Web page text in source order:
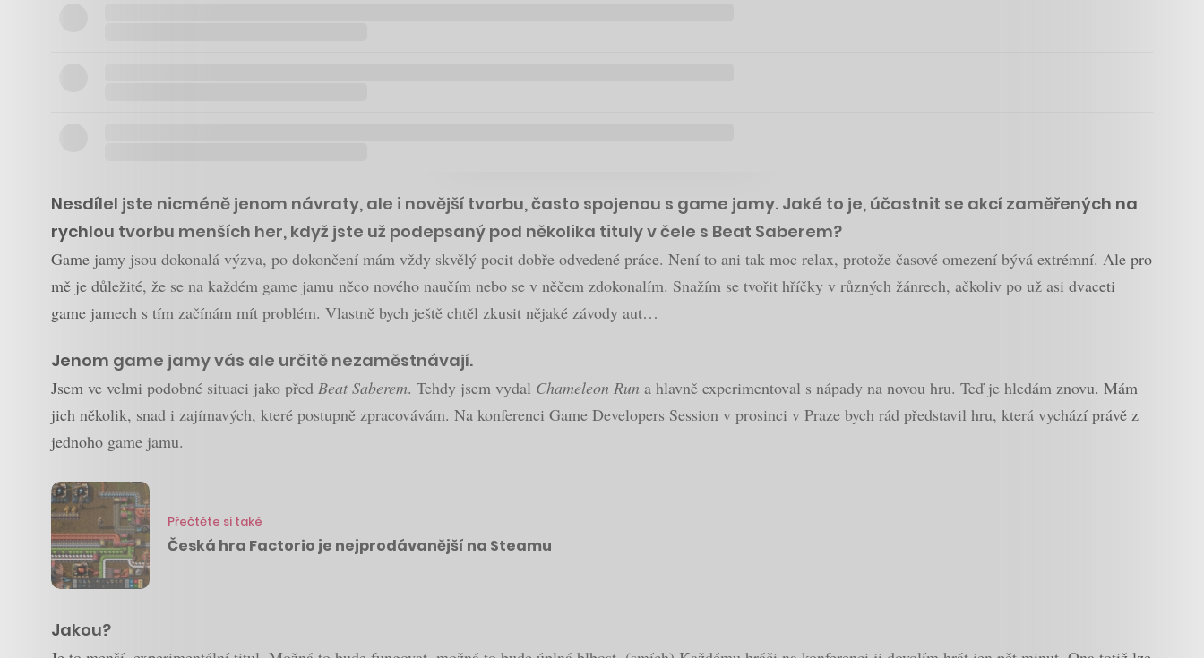
Nesdílel jste nicméně jenom návraty, ale i novější tvorbu, často spojenou s game jamy. Jaké to je, účastnit se akcí zaměřených na
rychlou tvorbu menších her, když jste už podepsaný pod několika tituly v čele s Beat Saberem?
Game jamy jsou dokonalá výzva, po dokončení mám vždy skvělý pocit dobře odvedené práce. Není to ani tak moc relax, protože časové omezení bývá extrémní. Ale pro
mě je důležité, že se na každém game jamu něco nového naučím nebo se v něčem zdokonalím. Snažím se tvořit hříčky v různých žánrech, ačkoliv po už asi dvaceti
game jamech s tím začínám mít problém. Vlastně bych ještě chtěl zkusit nějaké závody aut…
Jenom game jamy vás ale určitě nezaměstnávají.
Jsem ve velmi podobné situaci jako před Beat Saberem. Tehdy jsem vydal Chameleon Run a hlavně experimentoval s nápady na novou hru. Teď je hledám znovu. Mám
jich několik, snad i zajímavých, které postupně zpracovávám. Na konferenci Game Developers Session v prosinci v Praze bych rád představil hru, která vychází právě z
jednoho game jamu.
Přečtěte si také
Česká hra Factorio je nejprodávanější na Steamu
Jakou?